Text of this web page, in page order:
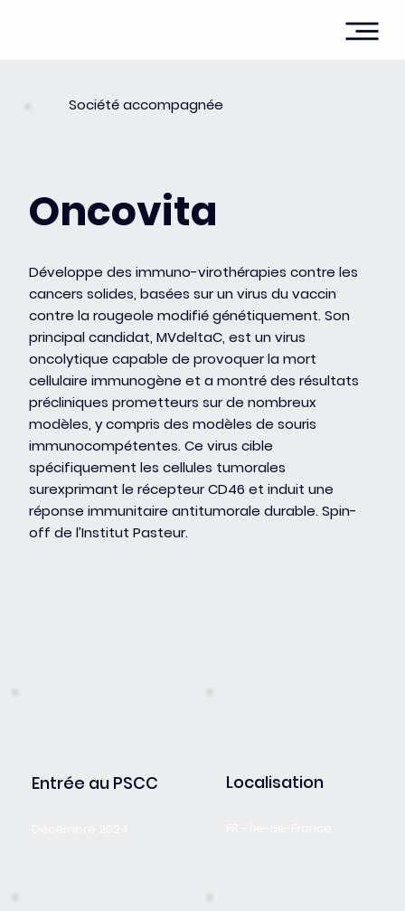
Société accompagnée
Oncovita
Développe des immuno-virothérapies contre les
cancers solides, basées sur un virus du vaccin
contre la rougeole modifié génétiquement. Son
principal candidat, MVdeltaC, est un virus
oncolytique capable de provoquer la mort
cellulaire immunogène et a montré des résultats
précliniques prometteurs sur de nombreux
modèles, y compris des modèles de souris
immunocompétentes. Ce virus cible
spécifiquement les cellules tumorales
surexprimant le récepteur CD46 et induit une
réponse immunitaire antitumorale durable. Spin-
off de l’Institut Pasteur.
Entrée au PSCC Localisation